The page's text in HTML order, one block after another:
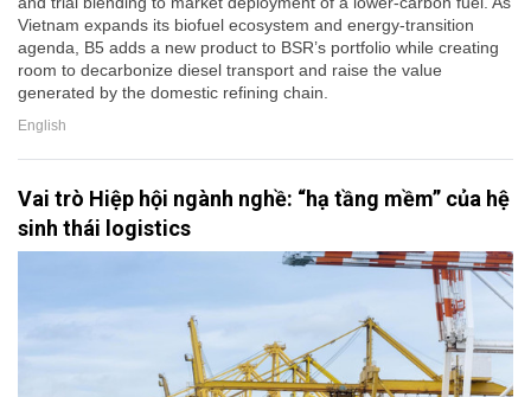
Vietnam expands its biofuel ecosystem and energy-transition
agenda, B5 adds a new product to BSR’s portfolio while creating
room to decarbonize diesel transport and raise the value
generated by the domestic refining chain.
English
Vai trò Hiệp hội ngành nghề: “hạ tầng mềm” của hệ
sinh thái logistics